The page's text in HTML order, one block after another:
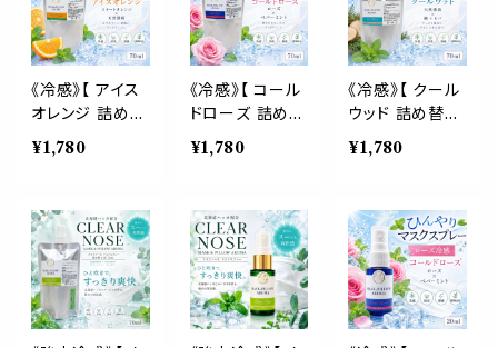
パウチ 約3回分
消臭 静菌 冷感
アロマスプレー
んやり 涼しい 詰
替パウチ 約3回
分 消臭 静菌 冷
感 アロマスプレ
ー
やり 涼しい 詰
替パウチ 約3回
分 消臭 静菌 冷
感 アロマスプレ
ー
《冷感》【 アイス
オレンジ 詰め替
え用 70ml 】マ
スク & ピロー
トオレンジ ペパ
ーミント 天然薄
荷 夏 ひんやり
涼しい マスクス
プレー 枕 寝具
消臭 静菌 植物
¥1,780
《冷感》【 コール
ドローズ 詰め替
え用 70ml 】マ
スク & ピロー
ペパーミント 天
然薄荷 夏 ひん
やり 涼しい 詰
替パウチ 約3回
分 消臭 静菌 冷
感 アロマスプレ
¥1,780
《冷感》【 クール
ウッド 詰め替え
用 70ml 】マス
ク & ピロー ア
バ 天然薄荷 夏
ひんやり 涼しい
詰替パウチ 約3
回分 消臭 静菌
冷感 アロマスプ
レー
¥1,780